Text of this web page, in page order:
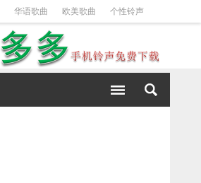
华语歌曲 欧美歌曲 个性铃声
DJ铃声 短信铃声